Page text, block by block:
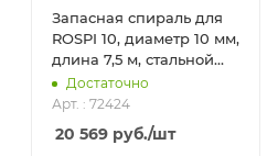
Запасная спираль для
ROSPI 10, диаметр 10 мм,
длина 7,5 м, стальной
сердечник.
ROTHENBERGER 72424
Достаточно
Арт. : 72424
20 569руб./шт